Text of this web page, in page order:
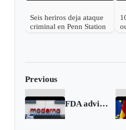
Seis heriros deja ataque
criminal en Penn Station
Previous
FDA advisory panel recommends approval of Moderna's COVID-19 vaccine